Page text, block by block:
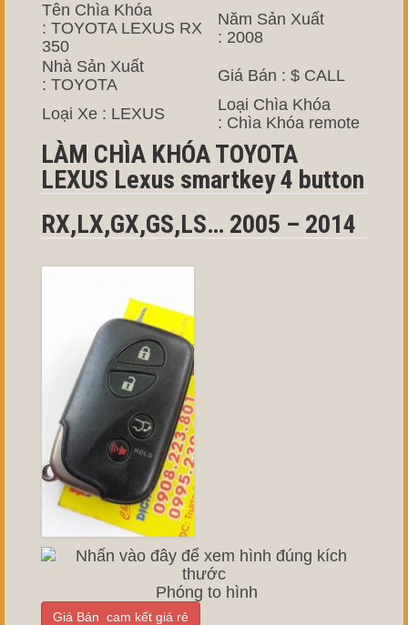
Tên Chìa Khóa
: TOYOTA LEXUS RX
350
Năm Sản Xuất
: 2008
Nhà Sản Xuất
: TOYOTA
Giá Bán : $ CALL
Loại Xe : LEXUS
Loại Chìa Khóa
: Chìa Khóa remote
LÀM CHÌA KHÓA TOYOTA
LEXUS Lexus smartkey 4 button
RX,LX,GX,GS,LS… 2005 – 2014
Phóng to hình
Giá Bán cam kết giá rẻ